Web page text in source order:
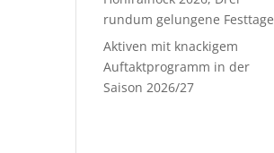
rundum gelungene Festtage
Aktiven mit knackigem
Auftaktprogramm in der
Saison 2026/27